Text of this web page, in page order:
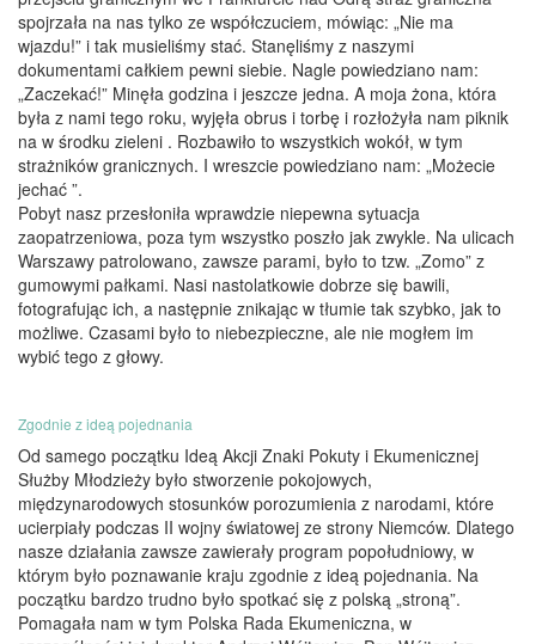
spojrzała na nas tylko ze współczuciem, mówiąc: „Nie ma
wjazdu!” i tak musieliśmy stać. Stanęliśmy z naszymi
dokumentami całkiem pewni siebie. Nagle powiedziano nam:
„Zaczekać!” Minęła godzina i jeszcze jedna. A moja żona, która
była z nami tego roku, wyjęła obrus i torbę i rozłożyła nam piknik
na w środku zieleni . Rozbawiło to wszystkich wokół, w tym
strażników granicznych. I wreszcie powiedziano nam: „Możecie
jechać ”.
Pobyt nasz przesłoniła wprawdzie niepewna sytuacja
zaopatrzeniowa, poza tym wszystko poszło jak zwykle. Na ulicach
Warszawy patrolowano, zawsze parami, było to tzw. „Zomo” z
gumowymi pałkami. Nasi nastolatkowie dobrze się bawili,
fotografując ich, a następnie znikając w tłumie tak szybko, jak to
możliwe. Czasami było to niebezpieczne, ale nie mogłem im
wybić tego z głowy.
Zgodnie z ideą pojednania
Od samego początku Ideą Akcji Znaki Pokuty i Ekumenicznej
Służby Młodzieży było stworzenie pokojowych,
międzynarodowych stosunków porozumienia z narodami, które
ucierpiały podczas II wojny światowej ze strony Niemców. Dlatego
nasze działania zawsze zawierały program popołudniowy, w
którym było poznawanie kraju zgodnie z ideą pojednania. Na
początku bardzo trudno było spotkać się z polską „stroną”.
Pomagała nam w tym Polska Rada Ekumeniczna, w